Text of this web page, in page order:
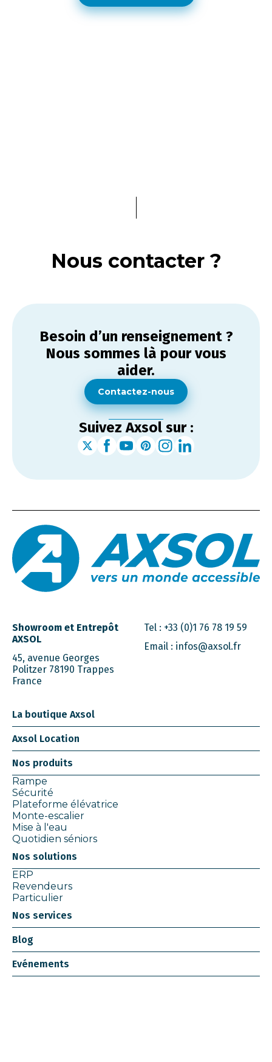
Nous contacter ?
Besoin d’un renseignement ?
Nous sommes là pour vous
aider.
Contactez-nous
Suivez Axsol sur :
Showroom et Entrepôt
AXSOL
45, avenue Georges
Politzer 78190 Trappes
France
Tel : +33 (0)1 76 78 19 59
Email : infos@axsol.fr
La boutique Axsol
Axsol Location
Nos produits
Rampe
Sécurité
Plateforme élévatrice
Monte-escalier
Mise à l'eau
Quotidien séniors
Nos solutions
ERP
Revendeurs
Particulier
Nos services
Blog
Evénements